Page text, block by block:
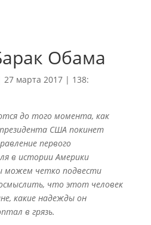
Обама
27 марта 2017| 138:
до того момента, как
США покинет
первого
в истории Америки
можем четко подвести
что этот человек
какие надежды он
в грязь.